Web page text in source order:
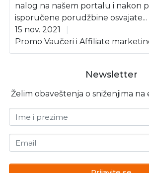
nalog na našem portalu i nakon
isporučene porudžbine osvajate...
15 nov. 2021
Promo Vaučeri i Affiliate
Newsletter
Želim obaveštenja o sniženjima na
Ime i prezime
Email